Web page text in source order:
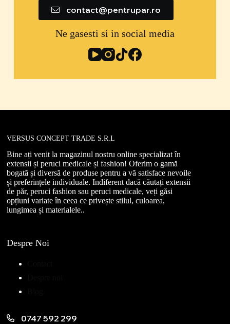
contact@pentrupar.ro
Ne gasesti si in social media
VERSUS CONCEPT TRADE S.R.L
Bine ați venit la magazinul nostru online specializat în
extensii și peruci medicale și fashion! Oferim o gamă
bogată și diversă de produse pentru a vă satisface nevoile
și preferințele individuale. Indiferent dacă căutați extensii
de păr, peruci fashion sau peruci medicale, veți găsi
opțiuni variate în ceea ce privește stilul, culoarea,
lungimea și materialele..
Despre Noi
0747 592 299